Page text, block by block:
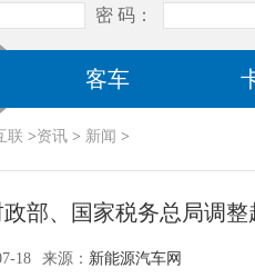
客车
联 >资讯 > 新闻 >
部、国家税务总局调
18 来源： 新能源汽车网